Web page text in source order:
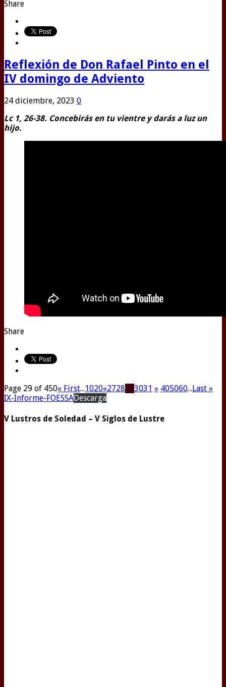
Share
Reflexión de Don Rafael Pinto en el
IV domingo de Adviento
24 diciembre, 2023 0
Lc 1, 26-38. Concebirás en tu vientre y darás a luz un
hijo.
Share
Page 29 of 450« First...1020«2728293031 » 405060... Last »
IX-Informe-FOESSADescarga
V Lustros de Soledad – V Siglos de Lustre